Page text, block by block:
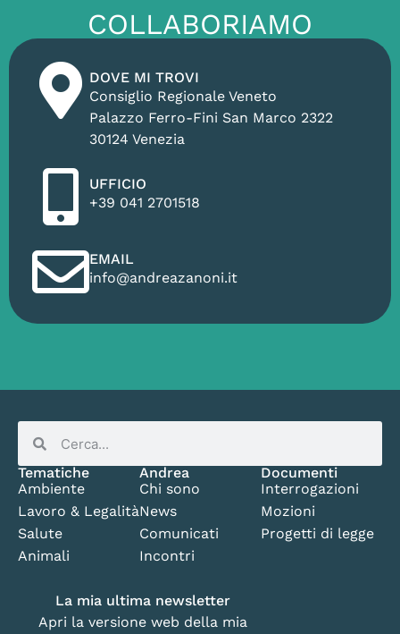
COLLABORIAMO
DOVE MI TROVI
Consiglio Regionale Veneto
Palazzo Ferro-Fini San Marco 2322
30124 Venezia
UFFICIO
+39 041 2701518
EMAIL
info@andreazanoni.it
Tematiche
Ambiente
Lavoro & Legalità
Salute
Animali
Andrea
Chi sono
News
Comunicati
Incontri
Documenti
Interrogazioni
Mozioni
Progetti di legge
La mia ultima newsletter
Apri la versione web della mia